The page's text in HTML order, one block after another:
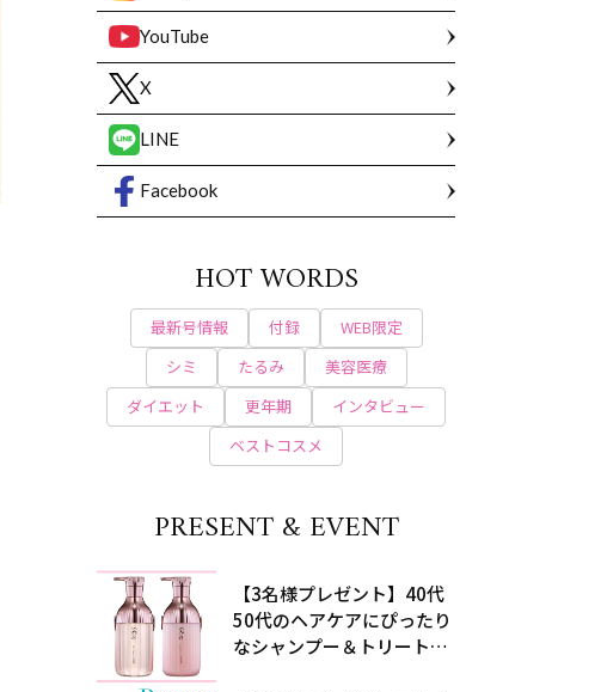
YouTube
X
LINE
Facebook
HOT WORDS
最新号情報 付録
WEB限定
シミ
たるみ
美容医療
ダイエット
更年期
インタビュー
ベストコスメ
PRESENT & EVENT
【3名様プレゼント】40代
50代のヘアケアにぴったり
なシャンプー＆トリートメ